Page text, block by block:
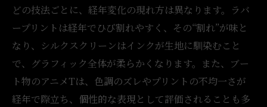
どの技法ごとに、経年変化の現れ方は異なります。ラバ
ープリントは経年でひび割れやすく、その“割れ”が味と
なり、シルクスクリーンはインクが生地に馴染むこと
で、グラフィック全体が柔らかくなります。また、ブー
ト物のアニメTは、色調のズレやプリントの不均一さが
経年で際立ち、個性的な表現として評価されることも多